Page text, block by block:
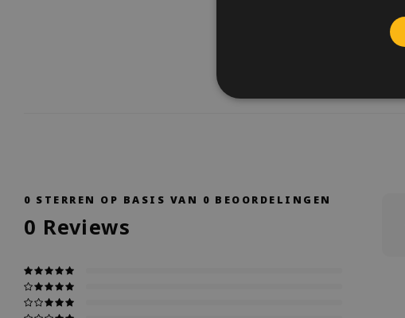
0 STERREN OP BASIS VAN 0 BEOORDELINGEN
0 Reviews